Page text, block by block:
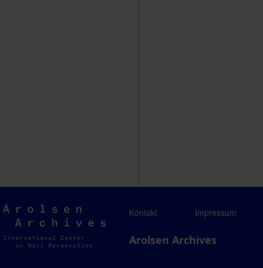
Arolsen
Archives
Kontakt Impressum
Arolsen Archives